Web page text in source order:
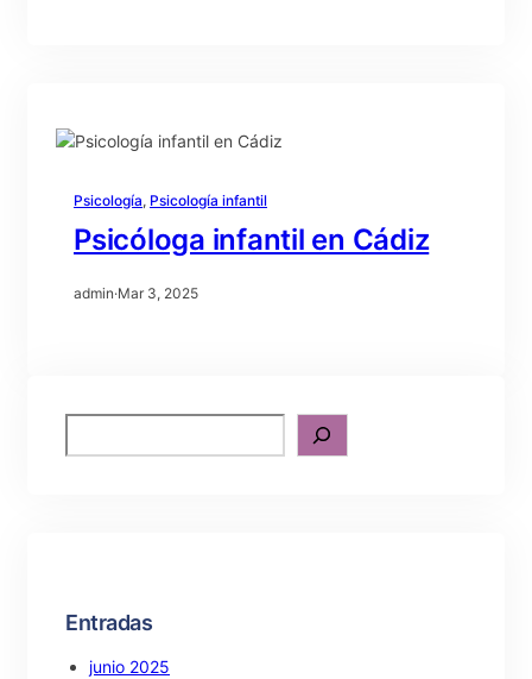
Psicología, Psicología infantil
Psicóloga infantil en Cádiz
admin·Mar 3, 2025
e
Entradas
junio 2025